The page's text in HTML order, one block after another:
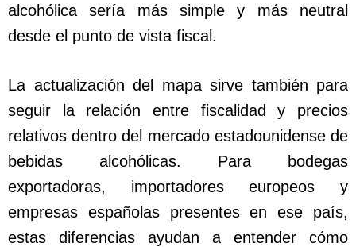
alcohólica sería más simple y más neutral
desde el punto de vista fiscal.
La actualización del mapa sirve también para
seguir la relación entre fiscalidad y precios
relativos dentro del mercado estadounidense de
bebidas alcohólicas. Para bodegas
exportadoras, importadores europeos y
empresas españolas presentes en ese país,
estas diferencias ayudan a entender cómo